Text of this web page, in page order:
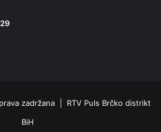
zadržana | RTV Puls Brčko distrikt
BiH